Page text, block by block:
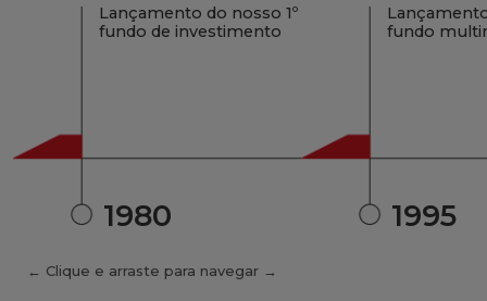
Lançamento do nosso 1º
fundo de investimento
1980
fundo
1995
← Clique e arraste para navegar →